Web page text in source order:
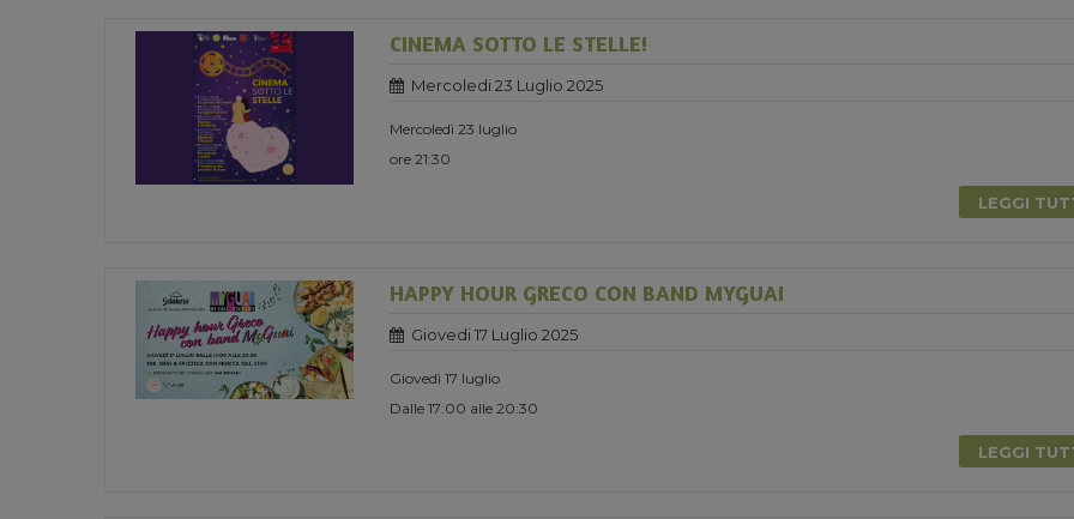
CINEMA SOTTO LE STELLE!
Mercoledi 23 Luglio 2025
Mercoledì 23 luglio
ore 21:30
LEGGI
HAPPY HOUR GRECO CON BAND MYGUAI
Giovedi 17 Luglio 2025
Giovedì 17 luglio
Dalle 17:00 alle 20:30
LEGGI